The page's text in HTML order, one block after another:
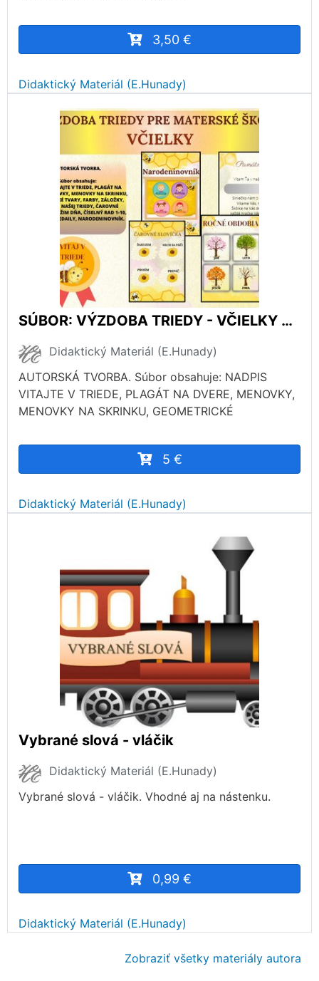
3,50 €
Didaktický Materiál (E.Hunady)
SÚBOR: VÝZDOBA TRIEDY - VČIELKY PRE MŠ
Didaktický Materiál (E.Hunady)
AUTORSKÁ TVORBA. Súbor obsahuje: NADPIS
VITAJTE V TRIEDE, PLAGÁT NA DVERE, MENOVKY,
MENOVKY NA SKRINKU, GEOMETRICKÉ
5 €
Didaktický Materiál (E.Hunady)
Vybrané slová - vláčik
Didaktický Materiál (E.Hunady)
Vybrané slová - vláčik. Vhodné aj na nástenku.
0,99 €
Didaktický Materiál (E.Hunady)
Zobraziť všetky materiály autora